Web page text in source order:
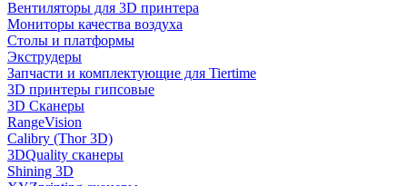
Вентиляторы для 3D принтера
Мониторы качества воздуха
Столы и платформы
Экструдеры
Запчасти и комплектующие для Tiertime
3D принтеры гипсовые
3D Сканеры
RangeVision
Calibry (Thor 3D)
3DQuality сканеры
Shining 3D